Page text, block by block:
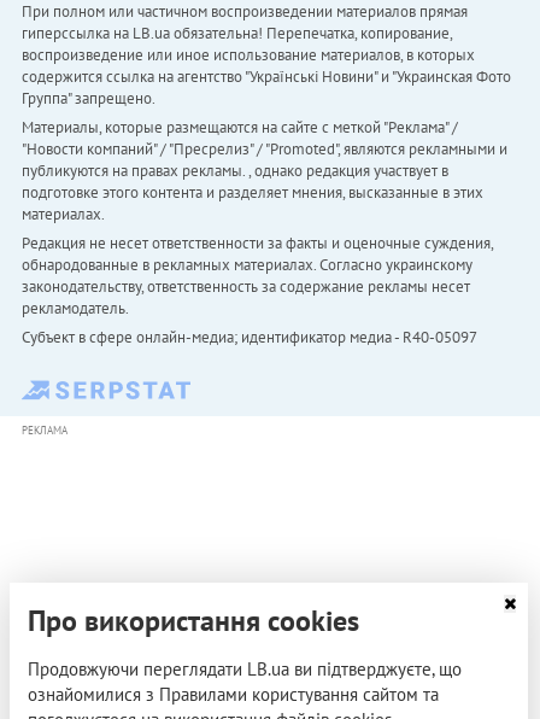
При полном или частичном воспроизведении материалов прямая
гиперссылка на LB.ua обязательна! Перепечатка, копирование,
воспроизведение или иное использование материалов, в которых
содержится ссылка на агентство "Українськi Новини" и "Украинская Фото
Группа" запрещено.
Материалы, которые размещаются на сайте с меткой "Реклама" /
"Новости компаний" / "Пресрелиз" / "Promoted", являются рекламными и
публикуются на правах рекламы. , однако редакция участвует в
подготовке этого контента и разделяет мнения, высказанные в этих
материалах.
Редакция не несет ответственности за факты и оценочные суждения,
обнародованные в рекламных материалах. Согласно украинскому
законодательству, ответственность за содержание рекламы несет
рекламодатель.
Субъект в сфере онлайн-медиа; идентификатор медиа - R40-05097
РЕКЛАМА
Про використання cookies
Продовжуючи переглядати LB.ua ви підтверджуєте, що
ознайомилися з Правилами користування сайтом та